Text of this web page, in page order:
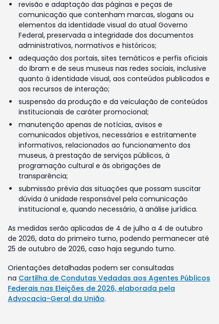
revisão e adaptação das páginas e peças de
comunicação que contenham marcas, slogans ou
elementos da identidade visual do atual Governo
Federal, preservada a integridade dos documentos
administrativos, normativos e históricos;
adequação dos portais, sites temáticos e perfis oficiais
do Ibram e de seus museus nas redes sociais, inclusive
quanto à identidade visual, aos conteúdos publicados e
aos recursos de interação;
suspensão da produção e da veiculação de conteúdos
institucionais de caráter promocional;
manutenção apenas de notícias, avisos e
comunicados objetivos, necessários e estritamente
informativos, relacionados ao funcionamento dos
museus, à prestação de serviços públicos, à
programação cultural e às obrigações de
transparência;
submissão prévia das situações que possam suscitar
dúvida à unidade responsável pela comunicação
institucional e, quando necessário, à análise jurídica.
As medidas serão aplicadas de 4 de julho a 4 de outubro
de 2026, data do primeiro turno, podendo permanecer até
25 de outubro de 2026, caso haja segundo turno.
Orientações detalhadas podem ser consultadas
na Cartilha de Condutas Vedadas aos Agentes Públicos
Federais nas Eleições de 2026, elaborada pela
Advocacia-Geral da União.